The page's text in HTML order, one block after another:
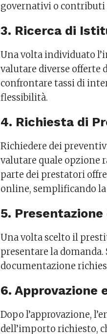
governativi o contributi
3. Ricerca di
Una volta individuato
valutare diverse offerte
confrontare tassi di
flessibilità.
4. Richiesta di
Richiedere dei
valutare quale opzione
parte dei prestatori
online, semplificando la
5.
Una volta scelto il
presentare la domanda.
documentazione
6. Approvazione
Dopo l’approvazione,
dell’importo richiesto,